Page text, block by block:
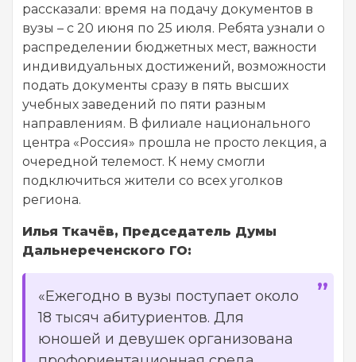
рассказали: время на подачу документов в
вузы – с 20 июня по 25 июля. Ребята узнали о
распределении бюджетных мест, важности
индивидуальных достижений, возможности
подать документы сразу в пять высших
учебных заведений по пяти разным
направлениям. В филиале национального
центра «Россия» прошла не просто лекция, а
очередной телемост. К нему смогли
подключиться жители со всех уголков
региона.
Илья Ткачёв, Председатель Думы
Дальнереченского ГО:
«Ежегодно в вузы поступает около
18 тысяч абитуриентов. Для
юношей и девушек организована